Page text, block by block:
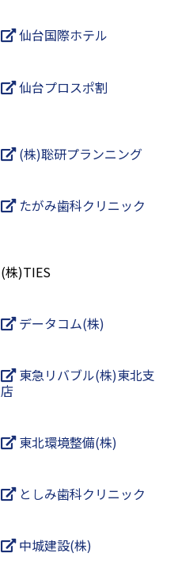
仙台国際ホテル
仙台プロスポ割
(株)聡研プランニング
たがみ歯科クリニック
(株)TIES
データコム(株)
東急リバブル(株)東北支
店
東北環境整備(株)
としみ歯科クリニック
中城建設(株)